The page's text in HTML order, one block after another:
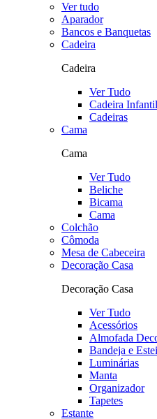
Ver tudo
Aparador
Bancos e Banquetas
Cadeira
Cadeira
Ver Tudo
Cadeira Infantil
Cadeiras
Cama
Cama
Ver Tudo
Beliche
Bicama
Cama
Colchão
Cômoda
Mesa de Cabeceira
Decoração Casa
Decoração Casa
Ver Tudo
Acessórios
Almofada
Bandeja e
Luminárias
Manta
Organizador
Tapetes
Estante